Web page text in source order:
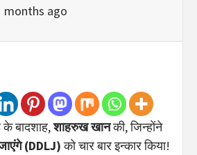
months ago
के बादशाह,शाहरुख खानकी, जिन्होंने
(DDLJ)को चार बार इन्कार किया!